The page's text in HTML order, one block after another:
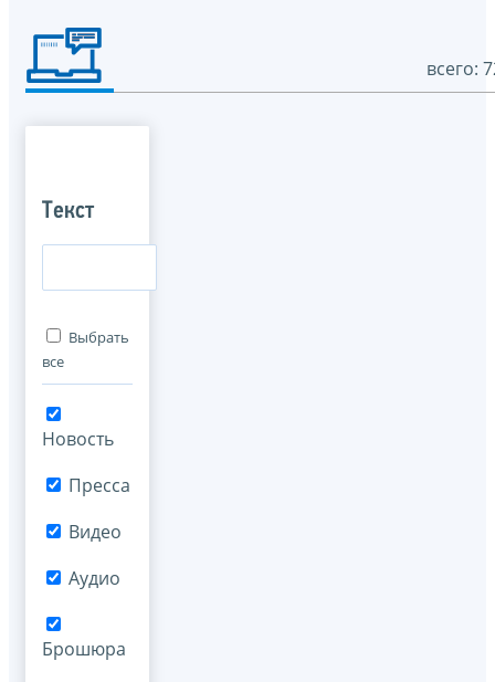
всего:
Текст
Выбрать
все
Новость
Пресса
Видео
Аудио
Брошюра